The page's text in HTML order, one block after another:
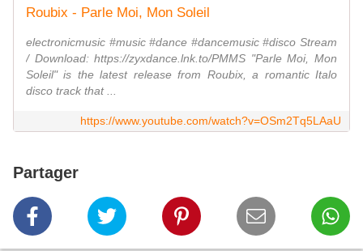
Roubix - Parle Moi, Mon Soleil
electronicmusic #music #dance #dancemusic #disco Stream
/ Download: https://zyxdance.lnk.to/PMMS "Parle Moi, Mon
Soleil" is the latest release from Roubix, a romantic Italo
disco track that ...
https://www.youtube.com/watch?v=OSm2Tq5LAaU
Partager